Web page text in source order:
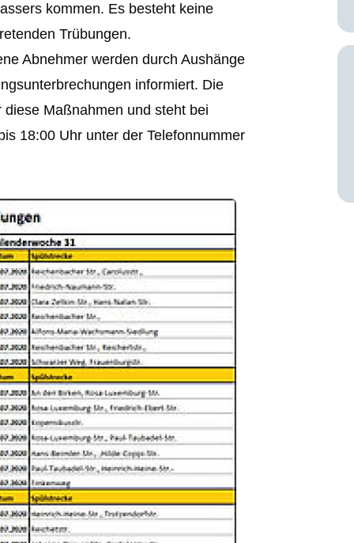
kommen. Es besteht keine
Trübungen.
Abnehmer werden durch Aushänge
informiert. Die
Maßnahmen und steht bei
18:00 Uhr unter der Telefonnummer